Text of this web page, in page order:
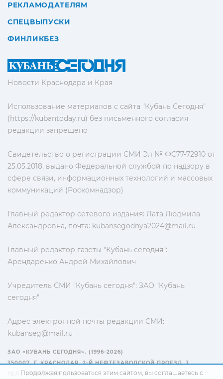
Новости Краснодара и Края
Использование материалов с сайта "Кубань Сегодня"
(https://kubantoday.ru) без письменного согласия
редакции запрещено
Свидетельство о регистрации СМИ Эл № ФС77-72910 от
25.05.2018, выдано Федеральной службой по надзору в
сфере связи, информационных технологий и массовых
коммуникаций (Роскомнадзор)
Главный редактор сетевого издания: Лата Людмила
Александровна, почта: kubansegodnya2024@mail.ru
Главный редактор газеты "Кубань сегодня":
Арендаренко Андрей Михайлович
Учредитель СМИ "Кубань сегодня": ЗАО "Кубань
сегодня"
Адрес электронной почты редакции СМИ:
kubanseg@mail.ru
РЕКЛАМОДАТЕЛЯМ
СПЕЦВЫПУСКИ
ФИНЛИКБЕЗ
ЗАО «КУБАНЬ СЕГОДНЯ». (1996-2026)
350007, Г. КРАСНОДАР, 2-Й НЕФТЕЗАВОДСКОЙ ПРОЕЗД, 1
ТЕЛ.: +7(861) 267-15-15
Продолжая пользоваться этим сайтом, вы соглашаетесь с